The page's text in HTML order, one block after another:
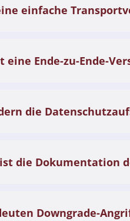
einfache
eine Ende-zu-Ende-
die
die Dokumentation
Downgrade-